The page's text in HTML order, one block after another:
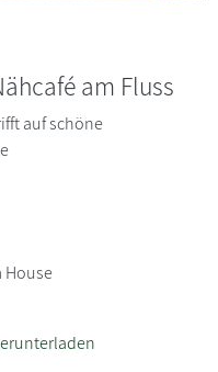
am Fluss
auf schöne
House